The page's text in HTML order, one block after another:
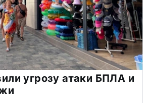
угрозу атаки БПЛА и